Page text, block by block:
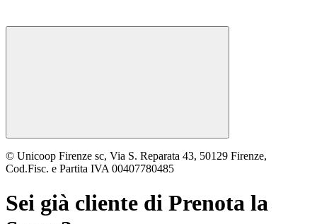
© Unicoop Firenze sc, Via S. Reparata 43, 50129 Firenze,
Cod.Fisc. e Partita IVA 00407780485
Sei già cliente di Prenota la